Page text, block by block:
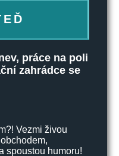
práce na poli
zahrádce se
Vezmi živou
spoustou humoru!